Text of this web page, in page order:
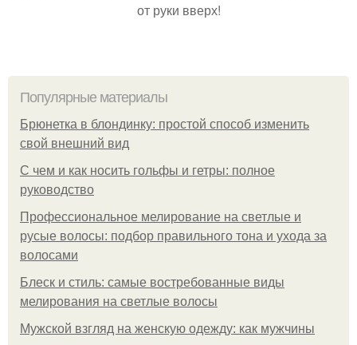
от руки вверх!
Популярные материалы
Брюнетка в блондинку: простой способ изменить
свой внешний вид
С чем и как носить гольфы и гетры: полное
руководство
Профессиональное мелирование на светлые и
русые волосы: подбор правильного тона и ухода за
волосами
Блеск и стиль: самые востребованные виды
мелирования на светлые волосы
Мужской взгляд на женскую одежду: как мужчины